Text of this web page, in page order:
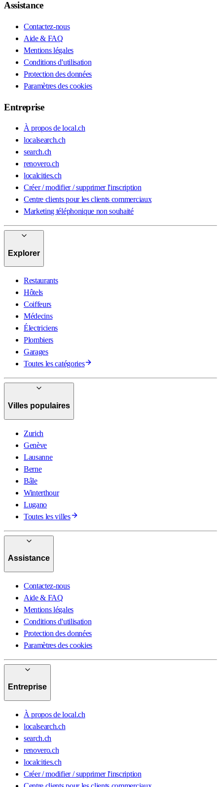
Assistance
Contactez-nous
Aide & FAQ
Mentions légales
Conditions d'utilisation
Protection des données
Paramètres des cookies
Entreprise
À propos de local.ch
localsearch.ch
search.ch
renovero.ch
localcities.ch
Créer / modifier / supprimer l'inscription
Centre clients pour les clients commerciaux
Marketing téléphonique non souhaité
Explorer
Restaurants
Hôtels
Coiffeurs
Médecins
Électriciens
Plombiers
Garages
Toutes les catégories
Villes populaires
Zurich
Genève
Lausanne
Berne
Bâle
Winterthour
Lugano
Toutes les villes
Assistance
Contactez-nous
Aide & FAQ
Mentions légales
Conditions d'utilisation
Protection des données
Paramètres des cookies
Entreprise
À propos de local.ch
localsearch.ch
search.ch
renovero.ch
localcities.ch
Créer / modifier / supprimer l'inscription